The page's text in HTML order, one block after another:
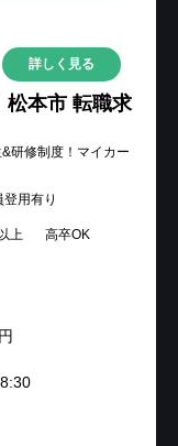
詳しく見る
松本市 転職求
研修制度！マイカー
登用有り
上 高卒OK